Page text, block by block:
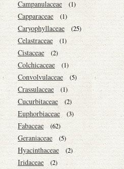
Campanulaceae (1)
Capparaceae (1)
Caryophyllaceae (25)
Celastraceae (1)
Cistaceae (2)
Colchicaceae (1)
Convolvulaceae (5)
Crassulaceae (1)
Cucurbitaceae (2)
Euphorbiaceae (3)
Fabaceae (62)
Geraniaceae (5)
Hyacinthaceae (2)
Iridaceae (2)